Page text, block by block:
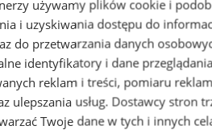
sklep z częściami online!
sanepidowska
stron www -Zabrze
używamy plików cookie i
i uzyskiwania dostępu do
do przetwarzania danych
identyfikatory i dane
reklam i treści, pomiaru
ulepszania usług. Dostawcy stron
Twoje dane w tych i innych